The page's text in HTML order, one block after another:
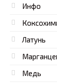
Инфо
Латунь
Медь